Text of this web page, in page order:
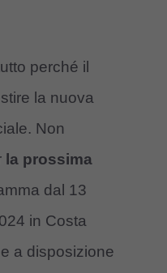
perché il
la nuova
Non
la prossima
dal 13
in Costa
a disposizione